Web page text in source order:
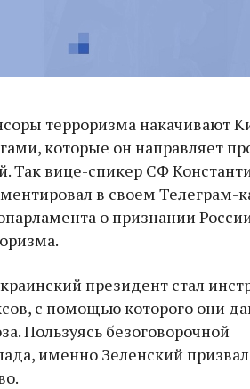
терроризма накачивают
которые он направляет
Так вице-спикер СФ
в своем Телеграм-
о признании
президент стал
с помощью которого они
Пользуясь безоговорочной
именно Зеленский